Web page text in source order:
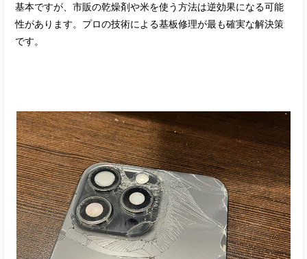
基本ですが、市販の乾燥剤や米を使う方法は逆効果になる可能
性があります。プロの技術による基板修理が最も確実な解決策
です。